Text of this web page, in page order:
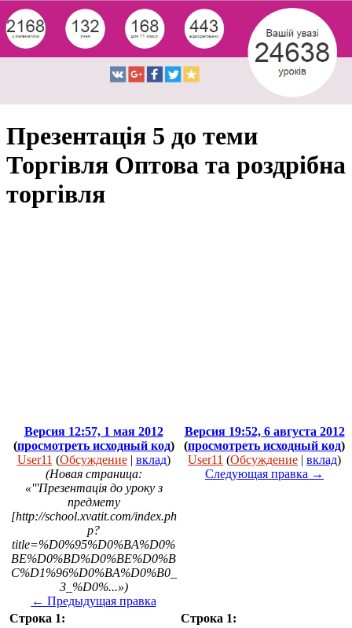
Презентація 5 до теми
Торгівля Оптова та роздрібна
торгівля
Версия 12:57, 1 мая 2012
(просмотреть исходный код)
User11 (Обсуждение| вклад)
(Новая страница:
«'''Презентація до уроку з
предмету
[http://school.xvatit.com/index.ph
p?
title=%D0%95%D0%BA%D0%
BE%D0%BD%D0%BE%D0%B
C%D1%96%D0%BA%D0%B0_
3_%D0%...»)
← Предыдущая правка
Версия 19:52, 6 августа 2012
(просмотреть исходный код)
User11 (Обсуждение | вклад)
Следующая правка →
Строка 1: Строка 1: